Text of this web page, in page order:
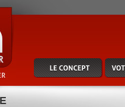
fonds de commerce de restauration
- potentiel de 30 places
pour de plus amples